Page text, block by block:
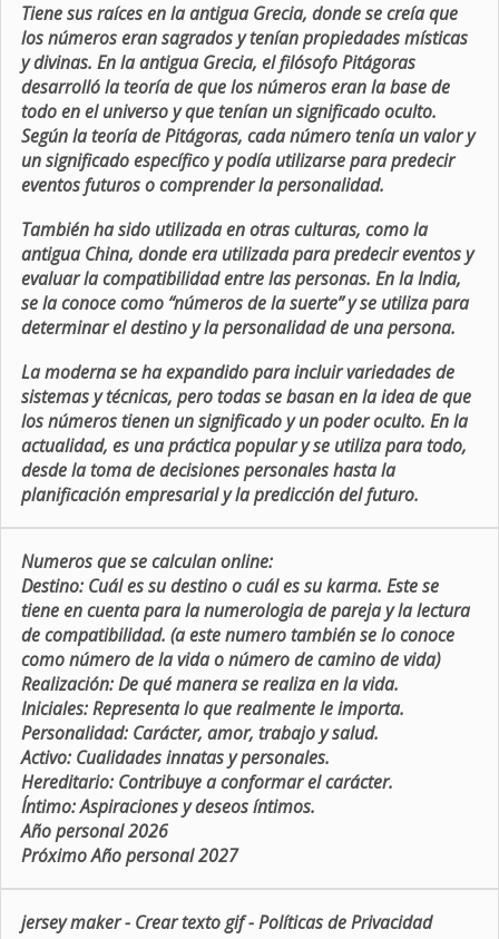
Tiene sus raíces en la antigua Grecia, donde se creía que
los números eran sagrados y tenían propiedades místicas
y divinas. En la antigua Grecia, el filósofo Pitágoras
desarrolló la teoría de que los números eran la base de
todo en el universo y que tenían un significado oculto.
Según la teoría de Pitágoras, cada número tenía un valor y
un significado específico y podía utilizarse para predecir
eventos futuros o comprender la personalidad.
También ha sido utilizada en otras culturas, como la
antigua China, donde era utilizada para predecir eventos y
evaluar la compatibilidad entre las personas. En la India,
se la conoce como “números de la suerte” y se utiliza para
determinar el destino y la personalidad de una persona.
La moderna se ha expandido para incluir variedades de
sistemas y técnicas, pero todas se basan en la idea de que
los números tienen un significado y un poder oculto. En la
actualidad, es una práctica popular y se utiliza para todo,
desde la toma de decisiones personales hasta la
planificación empresarial y la predicción del futuro.
Numeros que se calculan online:
Destino: Cuál es su destino o cuál es su karma. Este se
tiene en cuenta para la numerologia de pareja y la lectura
de compatibilidad. (a este numero también se lo conoce
como número de la vida o número de camino de vida)
Realización:De qué manera se realiza en la vida.
Iniciales:Representa lo que realmente le importa.
Personalidad:Carácter, amor, trabajo y salud.
Activo:Cualidades innatas y personales.
Hereditario:Contribuye a conformar el carácter.
Íntimo:Aspiraciones y deseos íntimos.
Año personal 2026
Próximo Año personal 2027
jersey maker- Crear texto gif-Políticas de Privacidad